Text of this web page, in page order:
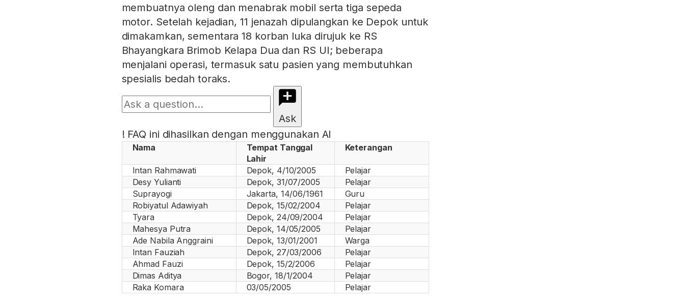
membuatnya oleng dan menabrak mobil serta tiga sepeda
motor. Setelah kejadian, 11 jenazah dipulangkan ke Depok untuk
dimakamkan, sementara 18 korban luka dirujuk ke RS
Bhayangkara Brimob Kelapa Dua dan RS UI; beberapa
menjalani operasi, termasuk satu pasien yang membutuhkan
spesialis bedah toraks.
Ask
! FAQ ini dihasilkan dengan menggunakan AI
Nama
Tempat Tanggal
Lahir
Keterangan
Intan Rahmawati Depok, 4/10/2005
Pelajar
Desy Yulianti
Depok, 31/07/2005
Pelajar
Suprayogi
Jakarta, 14/06/1961
Guru
Robiyatul Adawiyah
Depok, 15/02/2004
Pelajar
Tyara
Depok, 24/09/2004
Pelajar
Mahesya Putra
Depok, 14/05/2005
Pelajar
Ade Nabila Anggraini
Depok, 13/01/2001
Warga
Intan Fauziah
Depok, 27/03/2006
Pelajar
Ahmad Fauzi
Depok, 15/2/2006
Pelajar
Dimas Aditya
Bogor, 18/1/2004
Pelajar
Raka Komara
03/05/2005 Pelajar